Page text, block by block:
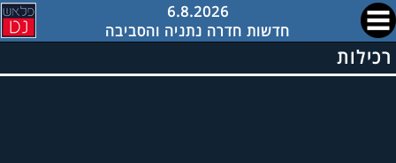
6.8.2026
חדשות חדרה נתניה והסביבה
רכילות